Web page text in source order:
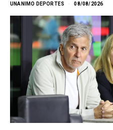
UNANIMO DEPORTES 08/08/2026